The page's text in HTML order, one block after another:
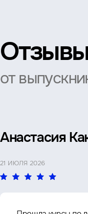
от
Анастасия
21 ИЮЛЯ 2026